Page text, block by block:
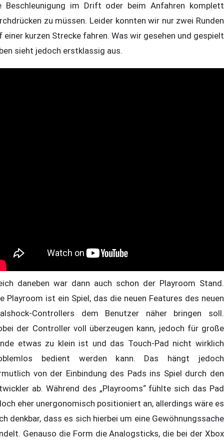
Beschleunigung im Drift oder beim Anfahren komplett
zu müssen. Leider konnten wir nur zwei Runden
einer kurzen Strecke fahren. Was wir gesehen und gespielt
sieht jedoch erstklassig aus.
daneben war dann auch schon der Playroom Stand.
Playroom ist ein Spiel, das die neuen Features des neuen
Controllers dem Benutzer näher bringen soll.
der Controller voll überzeugen kann, jedoch für große
etwas zu klein ist und das Touch-Pad nicht wirklich
bedient werden kann. Das hängt jedoch
von der Einbindung des Pads ins Spiel durch den
ab. Während des „Playrooms“ fühlte sich das Pad
eher unergonomisch positioniert an, allerdings wäre es
denkbar, dass es sich hierbei um eine Gewöhnungssache
Genauso die Form die Analogsticks, die bei der Xbox